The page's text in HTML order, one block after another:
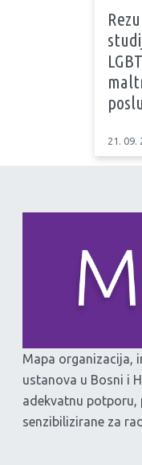
poslu
21. 09.
Mapa organizacija,
ustanova u Bosni i
adekvatnu potporu,
senzibilizirane za